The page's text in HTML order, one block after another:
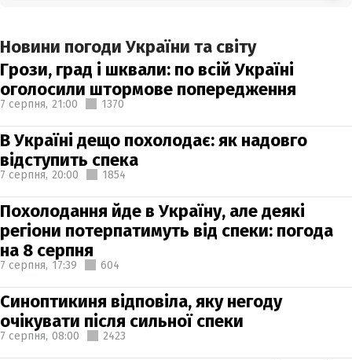
Новини погоди України та світу
Грози, град і шквали: по всій Україні
оголосили штормове попередження
7 серпня, 21:00 1370
В Україні дещо похолодає: як надовго
відступить спека
7 серпня, 20:00 1854
Похолодання йде в Україну, але деякі
регіони потерпатимуть від спеки: погода
на 8 серпня
7 серпня, 17:39 604
Синоптикиня відповіла, яку негоду
очікувати після сильної спеки
7 серпня, 08:00 2423